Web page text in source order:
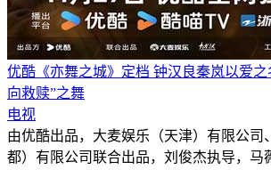
优酷《亦舞之城》定档 钟汉良秦岚以爱之
向救赎”之舞
电视
由优酷出品，大麦娱乐（天津）有限公司
都）有限公司联合出品，刘俊杰执导，马